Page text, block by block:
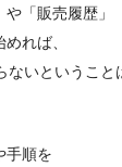
「販売履歴」
れば、
ないということ
手順を